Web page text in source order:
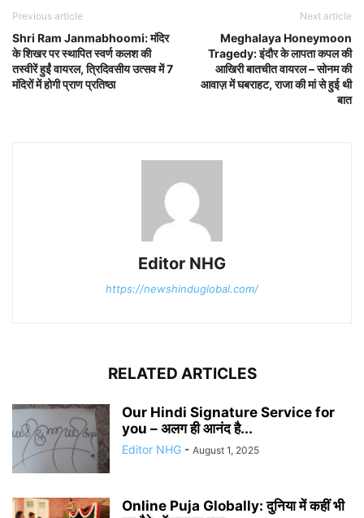
Previous article
Shri Ram Janmabhoomi: मंदिर
के शिखर पर स्थापित स्वर्ण कलश की
तस्वीरें हुईं वायरल, त्रिदिवसीय उत्सव में 7
मंदिरों में होगी प्राण प्रतिष्ठा
Next article
Meghalaya Honeymoon
Tragedy: इंदौर के लापता कपल की
आखिरी बातचीत वायरल – सोनम की
आवाज़ में घबराहट, राजा की मां से हुई थी
बात
Editor NHG
https://newshinduglobal.com/
RELATED ARTICLES
Our Hindi Signature Service for
you – अलग ही आनंद है...
Editor NHG - August 1, 2025
Online Puja Globally: दुनिया में कहीं भी